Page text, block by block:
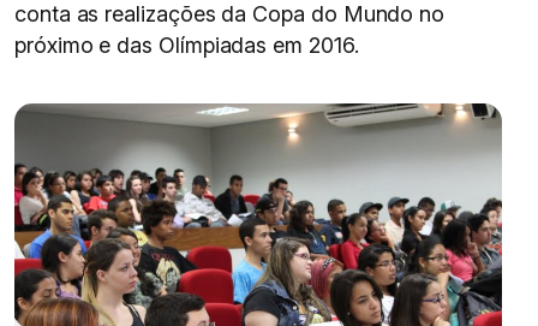
conta as realizações da Copa do Mundo no
próximo e das Olímpiadas em 2016.